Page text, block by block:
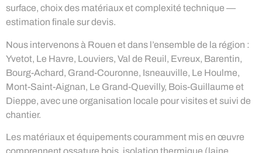
surface, choix des matériaux et complexité technique —
estimation finale sur devis.
Nous intervenons à Rouen et dans l’ensemble de la région :
Yvetot, Le Havre, Louviers, Val de Reuil, Evreux, Barentin,
Bourg-Achard, Grand-Couronne, Isneauville, Le Houlme,
Mont-Saint-Aignan, Le Grand-Quevilly, Bois-Guillaume et
Dieppe, avec une organisation locale pour visites et suivi de
chantier.
Les matériaux et équipements couramment mis en œuvre
comprennent ossature bois, isolation thermique (laine